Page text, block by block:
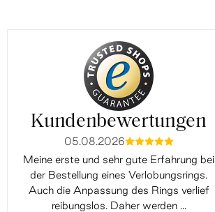
Kundenbewertungen
05.08.2026mmmmm
Meine erste und sehr gute Erfahrung bei
der Bestellung eines Verlobungsrings.
Auch die Anpassung des Rings verlief
reibungslos. Daher werden ...